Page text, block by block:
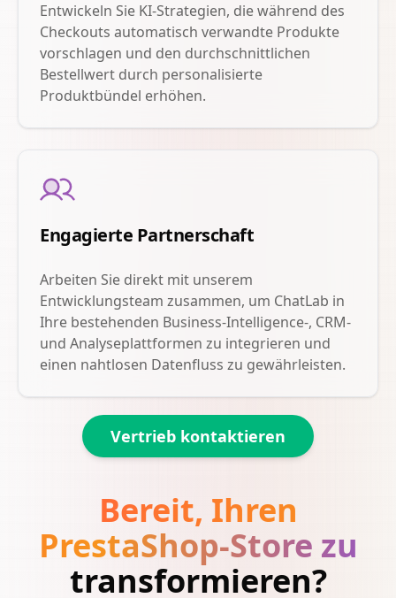
Entwickeln Sie KI-Strategien, die während des
Checkouts automatisch verwandte Produkte
vorschlagen und den durchschnittlichen
Bestellwert durch personalisierte
Produktbündel erhöhen.
Engagierte Partnerschaft
Arbeiten Sie direkt mit unserem
Entwicklungsteam zusammen, um ChatLab in
Ihre bestehenden Business-Intelligence-, CRM-
und Analyseplattformen zu integrieren und
einen nahtlosen Datenfluss zu gewährleisten.
Vertrieb kontaktieren
Bereit, Ihren
PrestaShop-Store zu
transformieren?